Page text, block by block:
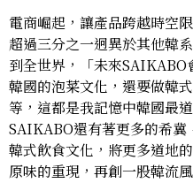
電商崛起，讓產品跨越時空
超過三分之一迥異於其他韓
到全世界，「未來
韓國的泡菜文化，還要做韓
等，這都是我記憶中韓國最
SAIKABO還有著更多的希
韓式飲食文化，將更多道地
原味的重現，再創一股韓流